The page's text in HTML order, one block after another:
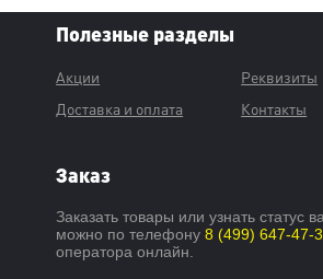
Полезные разделы
Акции
Доставка и оплата
Реквизиты
Контакты
Заказ
Заказать товары или узнать статус
можно по телефону8 (499) 647-47-
оператора онлайн.